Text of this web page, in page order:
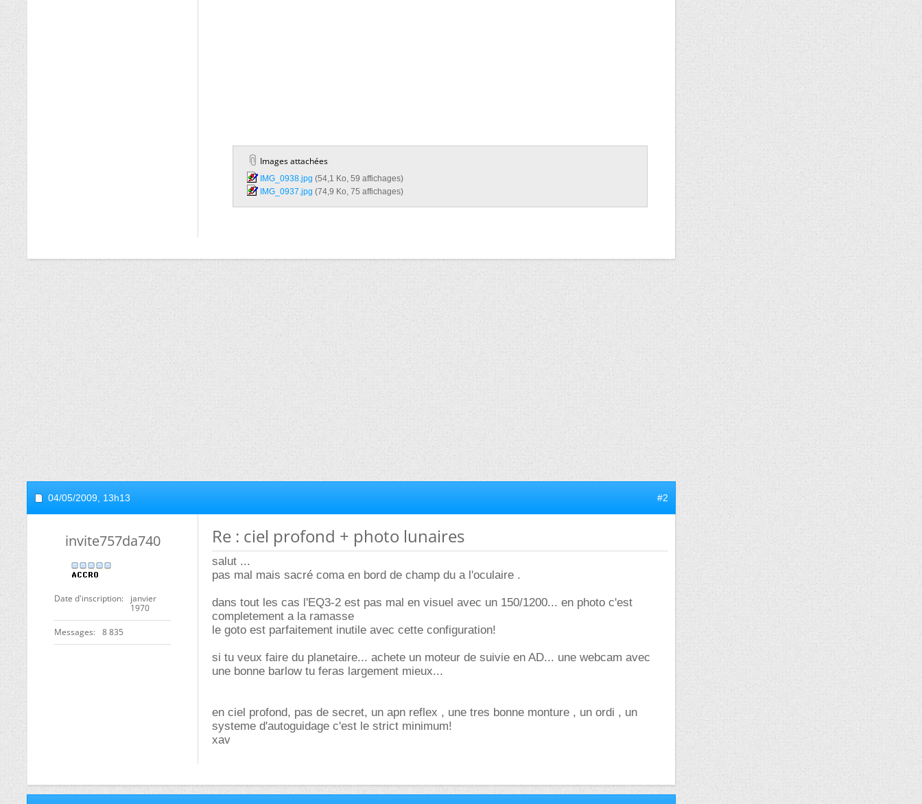
Images attachées
IMG_0938.jpg‎ (54,1 Ko, 59 affichages)
IMG_0937.jpg‎ (74,9 Ko, 75 affichages)
04/05/2009, 13h13 #2
invite757da740
Date d'inscription
janvier
1970
Messages 8 835
Re : ciel profond + photo lunaires
salut ...
pas mal mais sacré coma en bord de champ du a l'oculaire .
dans tout les cas l'EQ3-2 est pas mal en visuel avec un 150/1200... en photo c'est
completement a la ramasse
le goto est parfaitement inutile avec cette configuration!
si tu veux faire du planetaire... achete un moteur de suivie en AD... une webcam avec
une bonne barlow tu feras largement mieux...
en ciel profond, pas de secret, un apn reflex , une tres bonne monture , un ordi , un
systeme d'autoguidage c'est le strict minimum!
xav